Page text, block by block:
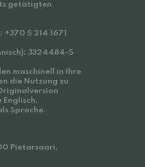
getätigten
5 214 1671
3324484-5
maschinell in Ihre
die Nutzung zu
Englisch,
Sprache.
Pietarsaari,